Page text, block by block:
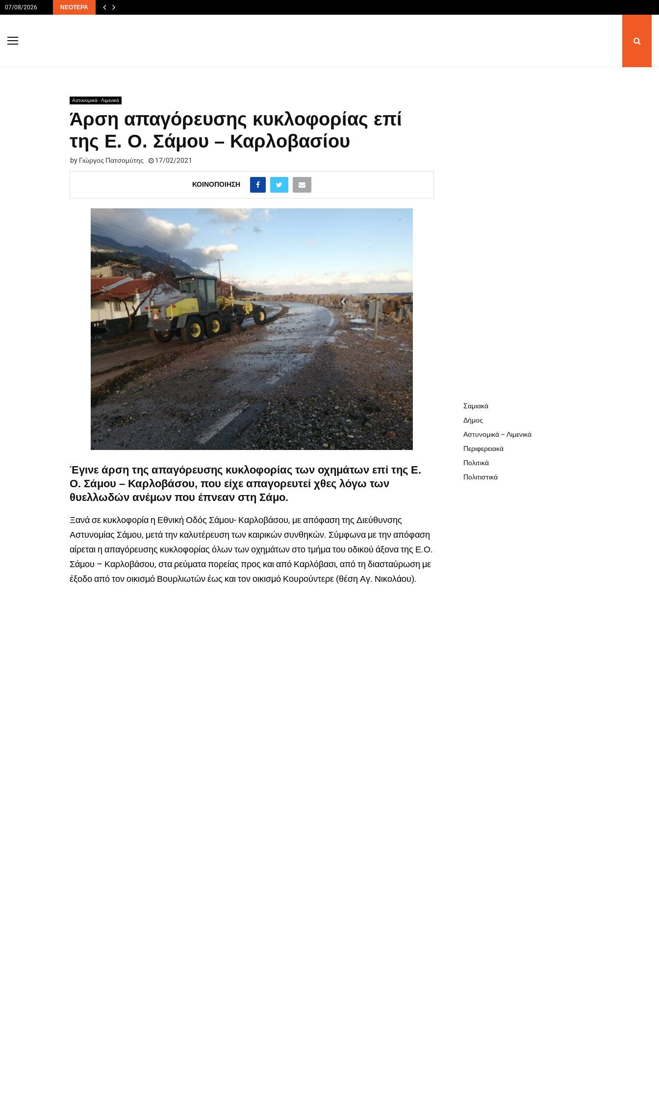
07/08/2026 ΝΕΌΤΕΡΑ
Αστυνομικά - Λιμενικά
Άρση απαγόρευσης κυκλοφορίας επί
της Ε. Ο. Σάμου – Καρλοβασίου
by Γιώργος Πατσομύτης 17/02/2021
ΚΟΙΝΟΠΟΊΗΣΗ
Έγινε άρση της απαγόρευσης κυκλοφορίας των οχημάτων επί της Ε.
Ο. Σάμου – Καρλοβάσου, που είχε απαγορευτεί χθες λόγω των
θυελλωδών ανέμων που έπνεαν στη Σάμο.
Ξανά σε κυκλοφορία η Εθνική Οδός Σάμου- Καρλοβάσου, με απόφαση της Διεύθυνσης
Αστυνομίας Σάμου, μετά την καλυτέρευση των καιρικών συνθηκών. Σύμφωνα με την απόφαση
αίρεται η απαγόρευσης κυκλοφορίας όλων των οχημάτων στο τμήμα του οδικού άξονα της Ε.Ο.
Σάμου – Καρλοβάσου, στα ρεύματα πορείας προς και από Καρλόβασι, από τη διασταύρωση με
έξοδο από τον οικισμό Βουρλιωτών έως και τον οικισμό Κουρούντερε (θέση Αγ. Νικολάου).
Σαμιακά
Δήμος
Αστυνομικά – Λιμενικά
Περιφερειακά
Πολιτικά
Πολιτιστικά